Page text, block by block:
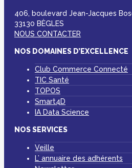
406, boulevard Jean-Jacques
33130 BÈGLES
NOUS CONTACTER
NOS DOMAINES D’EXCELLENCE
Club Commerce Connecté
TIC Santé
TOPOS
Smart4D
IA Data Science
NOS SERVICES
Veille
L’ annuaire des adhérents